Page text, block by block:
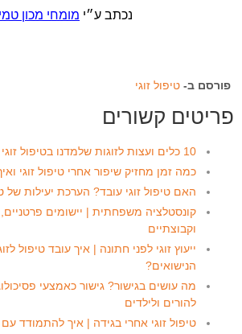
נכתב ע״י מומחי מכון
פורסם ב- טיפול זוגי
פריטים קשורים
10 כלים ועצות לזוגות שלמדנו בטיפול זוגי
כמה זמן מחזיק שיפור אחרי טיפול זוגי
האם טיפול זוגי עובד? הערכת יעילות של
קונסטלציה משפחתית | יישומים פרטניים,
וקבוצתיים
ייעוץ זוגי לפני חתונה | איך עובד טיפול
הנישואים?
מה עושים בגישור? גישור כאמצעי
להורים ולילדים
טיפול זוגי אחרי בגידה | איך להתמודד עם